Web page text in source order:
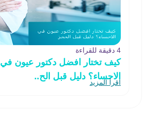
4 دقيقة للقراءة
كيف تختار افضل دكتور عيون في
الاحساء؟ دليل قبل الح..
اقرأ المزيد